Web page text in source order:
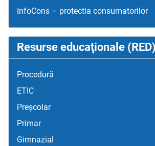
InfoCons – protectia consumatorilor
Resurse educaţionale (RED)
Procedură
ETIC
Preșcolar
Primar
Gimnazial